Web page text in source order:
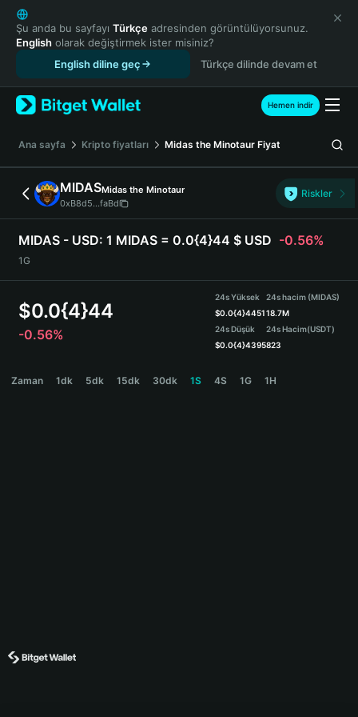
English
日本語
Tiếng Việt
Español (Latinoamérica)
Türkçe
Français
Deutsch
简体中文
繁體中文
Português (Portugal)
Bahasa Indonesia
ภาษาไทย
हिन्दी
Español
Português (Brasil)
Şu anda bu sayfayı Türkçe adresinden görüntülüyorsunuz.
English olarak değiştirmek ister misiniz?
English diline geç
Türkçe dilinde devam et
Hemen indir
Ana sayfa Kripto fiyatları Midas the Minotaur Fiyat
MIDASMidas the Minotaur
0xB8d5...faBd
Riskler
MIDAS - USD: 1 MIDAS = 0.0{4}44 $ USD -0.56%
1G
$0.0{4}44
-0.56%
24s Yüksek
$0.0{4}4451
24s Düşük
$0.0{4}4395
24s hacim (MIDAS)
18.7M
24s Hacim(USDT)
823
Zaman 1dk 5dk 15dk 30dk 1S 4S 1G 1H